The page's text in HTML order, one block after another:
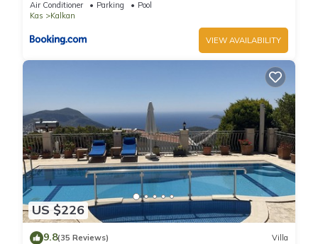
Air Conditioner Parking
Pool
Kas
Kalkan
VIEW AVAILABILITY
US $226
9.8(35 Reviews) Villa